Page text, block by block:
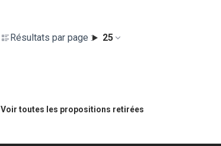
Résultats par page : 25
Voir toutes les propositions retirées